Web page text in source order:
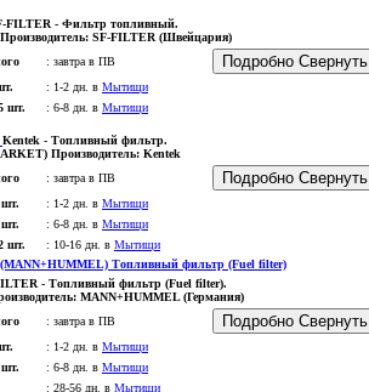
FILTER- Фильтр топливный.
Производитель: SF-FILTER (Швейцария)
: завтра в ПВ Подробно Свернуть
: 1-2 дн. в Мытищи
шт. : 6-8 дн. в Мытищи
Kentek - Топливный фильтр.
Производитель: Kentek
: завтра в ПВ Подробно Свернуть
шт. : 1-2 дн. в Мытищи
: 6-8 дн. в Мытищи
шт. : 10-16 дн. в Мытищи
- Топливный фильтр (Fuel filter).
MANN+HUMMEL (Германия)
: завтра в ПВ Подробно Свернуть
: 1-2 дн. в Мытищи
: 6-8 дн. в Мытищи
: 28-56 дн. в Мытищи